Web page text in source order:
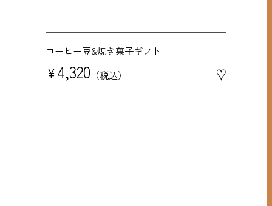
コーヒー豆&焼き菓子ギフト
¥4,320 税込 ♥